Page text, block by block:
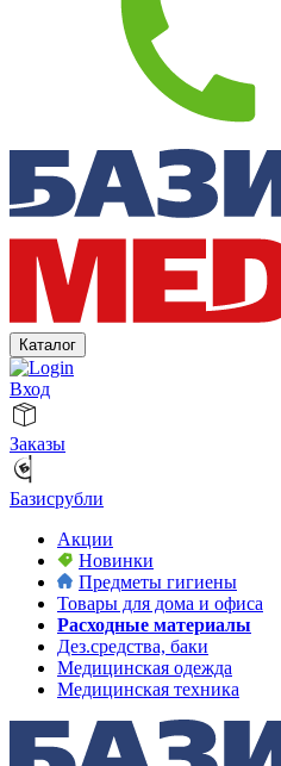
Каталог
Вход
Заказы
Базисрубли
Акции
Новинки
Предметы гигиены
Товары для дома и офиса
Расходные материалы
Дез.средства, баки
Медицинская одежда
Медицинская техника